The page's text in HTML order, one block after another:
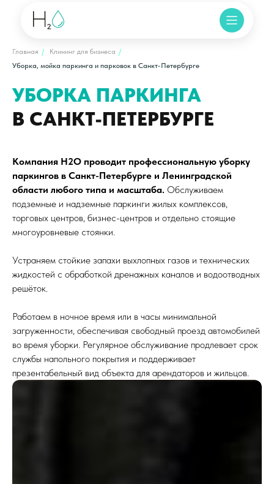
Главная / Клининг для бизнеса /
Уборка, мойка паркинга и парковок в Санкт-Петербурге
УБОРКА ПАРКИНГА
В САНКТ-ПЕТЕРБУРГЕ
Компания H2O проводит профессиональную уборку
паркингов в Санкт-Петербурге и Ленинградской
области любого типа и масштаба. Обслуживаем
подземные и надземные паркинги жилых комплексов,
торговых центров, бизнес-центров и отдельно стоящие
многоуровневые стоянки.
Устраняем стойкие запахи выхлопных газов и технических
жидкостей с обработкой дренажных каналов и водоотводных
решёток.
Работаем в ночное время или в часы минимальной
загруженности, обеспечивая свободный проезд автомобилей
во время уборки. Регулярное обслуживание продлевает срок
службы напольного покрытия и поддерживает
презентабельный вид объекта для арендаторов и жильцов.